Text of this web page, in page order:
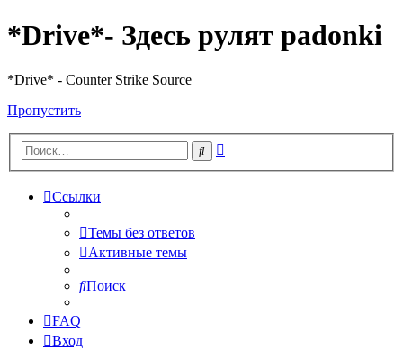
*Drive*- Здесь рулят padonki
*Drive* - Counter Strike Source
Пропустить
Поиск
Ссылки
Темы без ответов
Активные темы
Поиск
FAQ
Вход